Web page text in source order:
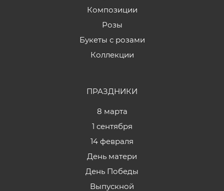
Композиции
Розы
Букеты с розами
Коллекции
ПРАЗДНИКИ
8 марта
1 сентября
14 февраля
День матери
День Победы
Выпускной